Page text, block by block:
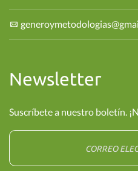
Newsletter
Suscríbete a nuestro boletín.